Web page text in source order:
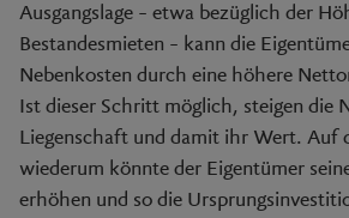
Ausgangslage – etwa bezüglich der
Bestandesmieten – kann die
Nebenkosten durch eine höhere
Ist dieser Schritt möglich, steigen die
Liegenschaft und damit ihr Wert. Auf
wiederum könnte der Eigentümer
erhöhen und so die